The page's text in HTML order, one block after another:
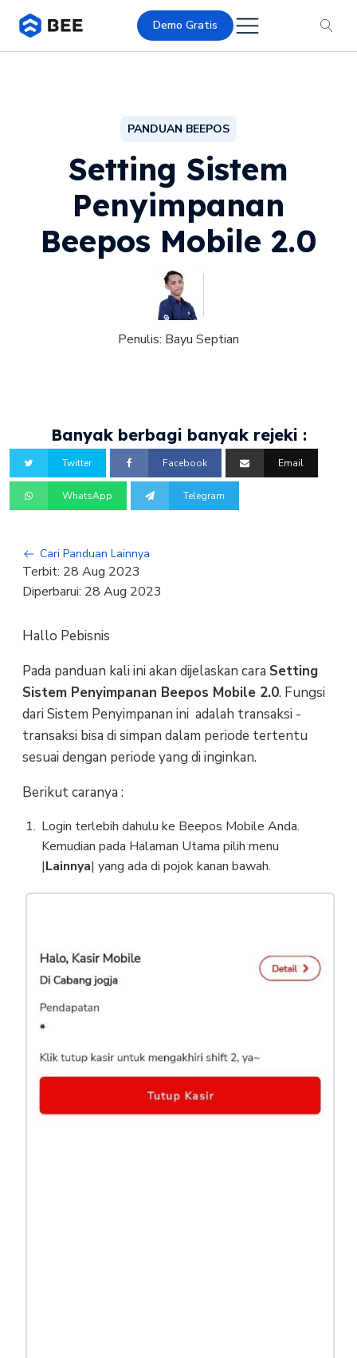
Demo Gratis
PANDUAN BEEPOS
Setting Sistem
Penyimpanan
Beepos Mobile 2.0
Penulis: Bayu Septian
Banyak berbagi banyak rejeki :
Twitter Facebook Email
WhatsApp Telegram
Cari Panduan Lainnya
Terbit: 28 Aug 2023
Diperbarui: 28 Aug 2023
Hallo Pebisnis
Pada panduan kali ini akan dijelaskan cara Setting
Sistem Penyimpanan Beepos Mobile 2.0. Fungsi
dari Sistem Penyimpanan ini adalah transaksi -
transaksi bisa di simpan dalam periode tertentu
sesuai dengan periode yang di inginkan.
Berikut caranya :
Login terlebih dahulu ke Beepos Mobile Anda.
Kemudian pada Halaman Utama pilih menu
|Lainnya| yang ada di pojok kanan bawah.